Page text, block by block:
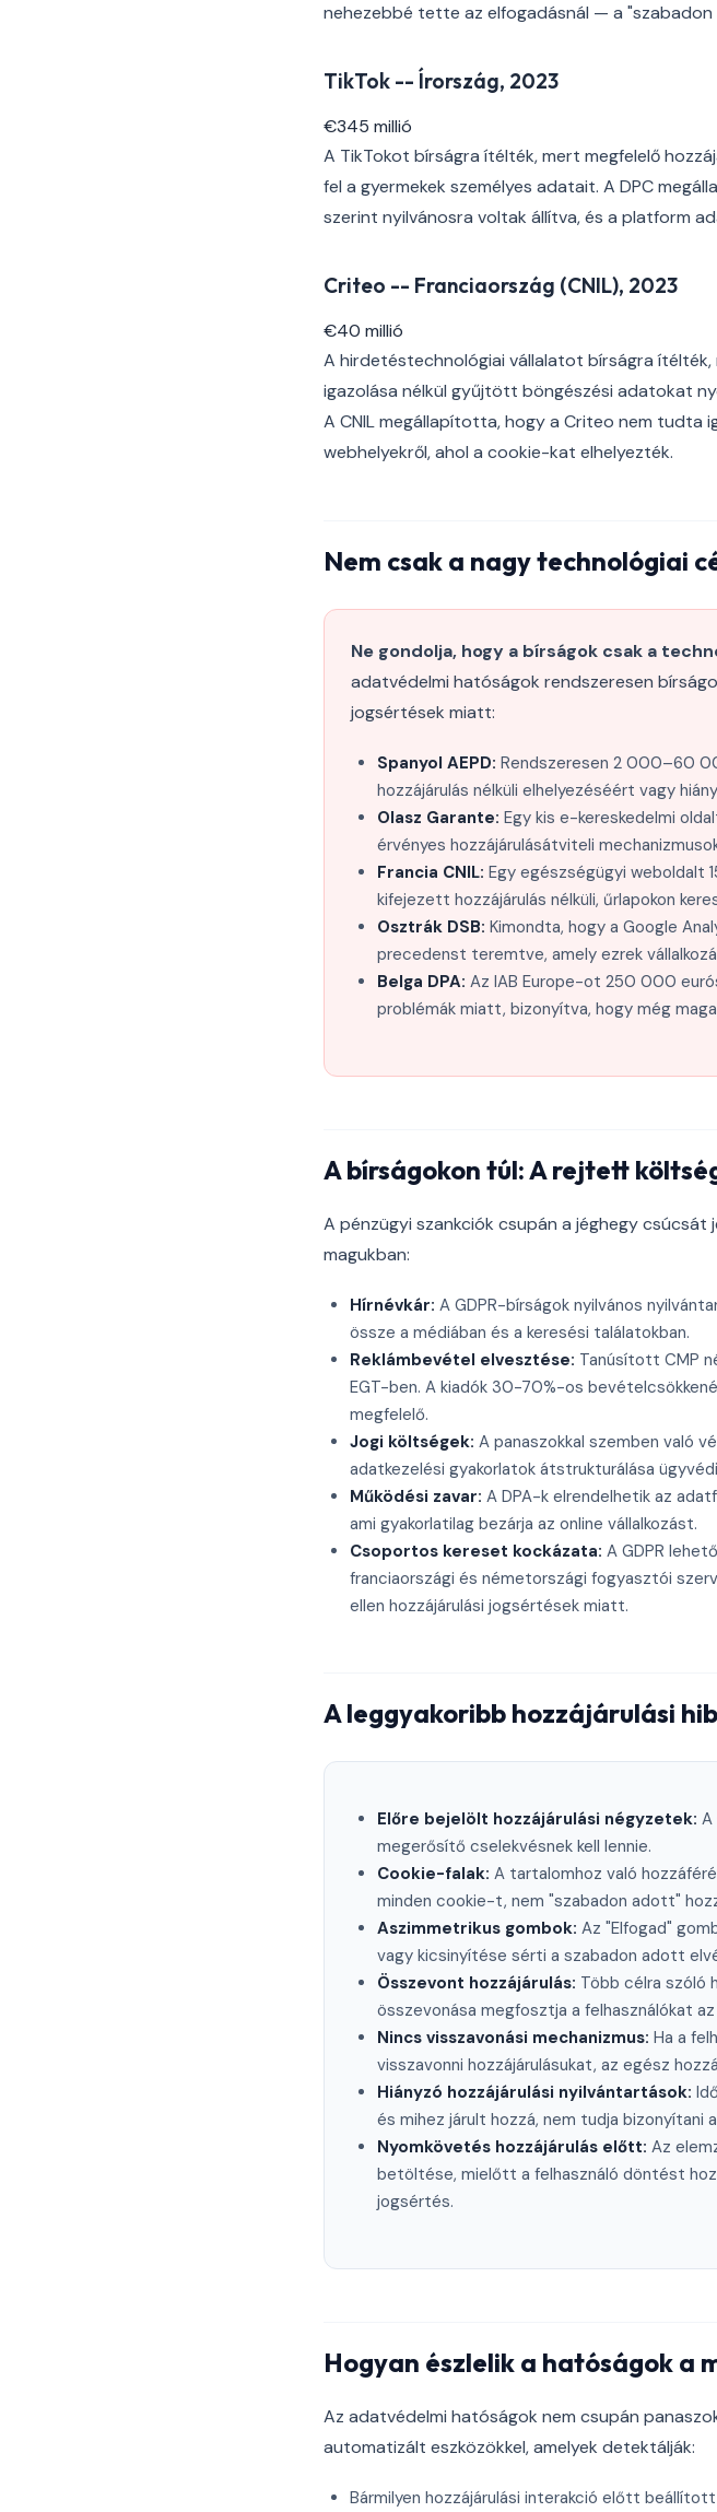
nehezebbé tette az elfogadásnál — a
TikTok -- Írország, 2023
€345 millió
A TikTokot bírságra ítélték, mert megfelelő
fel a gyermekek személyes adatait. A DPC
szerint nyilvánosra voltak állítva, és a platform
Criteo -- Franciaország (CNIL), 2023
€40 millió
A hirdetéstechnológiai vállalatot bírságra
igazolása nélkül gyűjtött böngészési adatokat
A CNIL megállapította, hogy a Criteo nem tudta
webhelyekről, ahol a cookie-kat elhelyezték.
Nem csak a nagy technológiai
Ne gondolja, hogy a bírságok csak a
adatvédelmi hatóságok rendszeresen
jogsértések miatt:
Spanyol AEPD: Rendszeresen 2 000–60
hozzájárulás nélküli elhelyezéséért vagy
Olasz Garante: Egy kis e-kereskedelmi
érvényes hozzájárulásátviteli
Francia CNIL: Egy egészségügyi weboldalt
kifejezett hozzájárulás nélküli, űrlapokon
Osztrák DSB: Kimondta, hogy a Google
precedenst teremtve, amely ezrek
Belga DPA: Az IAB Europe-ot 250 000
problémák miatt, bizonyítva, hogy még
A bírságokon túl: A rejtett
A pénzügyi szankciók csupán a jéghegy
magukban:
Hírnévkár: A GDPR-bírságok nyilvános
össze a médiában és a keresési találatokban.
Reklámbevétel elvesztése: Tanúsított CMP
EGT-ben. A kiadók 30-70%-os
megfelelő.
Jogi költségek: A panaszokkal szemben való
adatkezelési gyakorlatok átstrukturálása
Működési zavar: A DPA-k elrendelhetik az
ami gyakorlatilag bezárja az online vállalkozást.
Csoportos kereset kockázata: A GDPR
franciaországi és németországi fogyasztói
ellen hozzájárulási jogsértések miatt.
A leggyakoribb hozzájárulási
Előre bejelölt hozzájárulási négyzetek: A
megerősítő cselekvésnek kell lennie.
Cookie-falak: A tartalomhoz való
minden cookie-t, nem "szabadon adott"
Aszimmetrikus gombok: Az "Elfogad"
vagy kicsinyítése sérti a szabadon adott
Összevont hozzájárulás: Több célra szóló
összevonása megfosztja a felhasználókat
Nincs visszavonási mechanizmus: Ha a
visszavonni hozzájárulásukat, az egész
Hiányzó hozzájárulási nyilvántartások:
és mihez járult hozzá, nem tudja bizonyítani
Nyomkövetés hozzájárulás előtt: Az
betöltése, mielőtt a felhasználó döntést
jogsértés.
Hogyan észlelik a hatóságok a
Az adatvédelmi hatóságok nem csupán
automatizált eszközökkel, amelyek detektálják:
Bármilyen hozzájárulási interakció előtt